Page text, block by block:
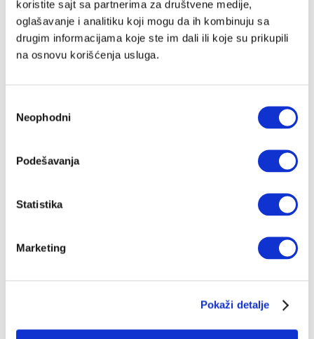
koristite sajt sa partnerima za društvene medije,
oglašavanje i analitiku koji mogu da ih kombinuju sa
drugim informacijama koje ste im dali ili koje su prikupili
na osnovu korišćenja usluga.
сагласности
Neophodni
Podešavanja
Statistika
Marketing
Pokaži detalje
nasilja i gubitaka
Resursi su naša (Velika) priča. To je priča onih koji su
doživeli ratove, izbeglištva, logore, gubitke članova
porodica, komšija i prijatelja, zlostavljanja u
detinjstvu, fizičko i seksualno nasilje, društveno nasilje,